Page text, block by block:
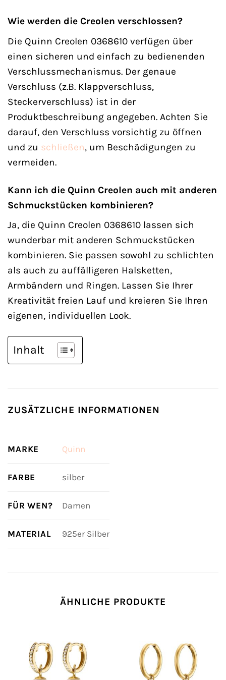
Wie werden die Creolen verschlossen?
Die Quinn Creolen 0368610 verfügen über
einen sicheren und einfach zu bedienenden
Verschlussmechanismus. Der genaue
Verschluss (z.B. Klappverschluss,
Steckerverschluss) ist in der
Produktbeschreibung angegeben. Achten Sie
darauf, den Verschluss vorsichtig zu öffnen
und zu schließen, um Beschädigungen zu
vermeiden.
Kann ich die Quinn Creolen auch mit anderen
Schmuckstücken kombinieren?
Ja, die Quinn Creolen 0368610 lassen sich
wunderbar mit anderen Schmuckstücken
kombinieren. Sie passen sowohl zu schlichten
als auch zu auffälligeren Halsketten,
Armbändern und Ringen. Lassen Sie Ihrer
Kreativität freien Lauf und kreieren Sie Ihren
eigenen, individuellen Look.
Inhalt
ZUSÄTZLICHE INFORMATIONEN
MARKE Quinn
FARBE silber
FÜR WEN? Damen
MATERIAL 925er Silber
ÄHNLICHE PRODUKTE